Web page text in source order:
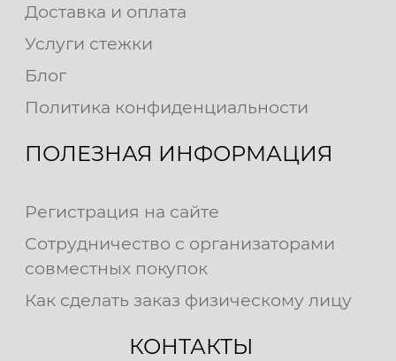
Доставка и оплата
Услуги стежки
Блог
Политика конфиденциальности
ПОЛЕЗНАЯ ИНФОРМАЦИЯ
Регистрация на сайте
Сотрудничество с организаторами
совместных покупок
Как сделать заказ физическому лицу
КОНТАКТЫ